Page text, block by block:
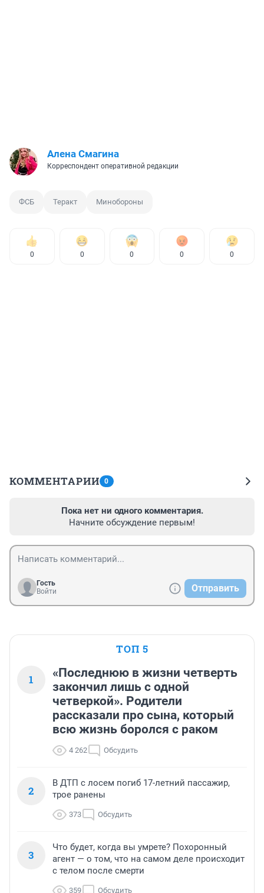
Алена Смагина
Корреспондент оперативной редакции
ФСБ Теракт Минобороны
0 0 0 0 0
КОММЕНТАРИИ 0
Пока нет ни одного комментария.
Начните обсуждение первым!
Гость
Войти
Отправить
ТОП 5
1
«Последнюю в жизни четверть
закончил лишь с одной
четверкой». Родители
рассказали про сына, который
всю жизнь боролся с раком
4 262 Обсудить
2
В ДТП с лосем погиб 17-летний пассажир,
трое ранены
373 Обсудить
3
Что будет, когда вы умрете? Похоронный
агент — о том, что на самом деле происходит
с телом после смерти
359 Обсудить